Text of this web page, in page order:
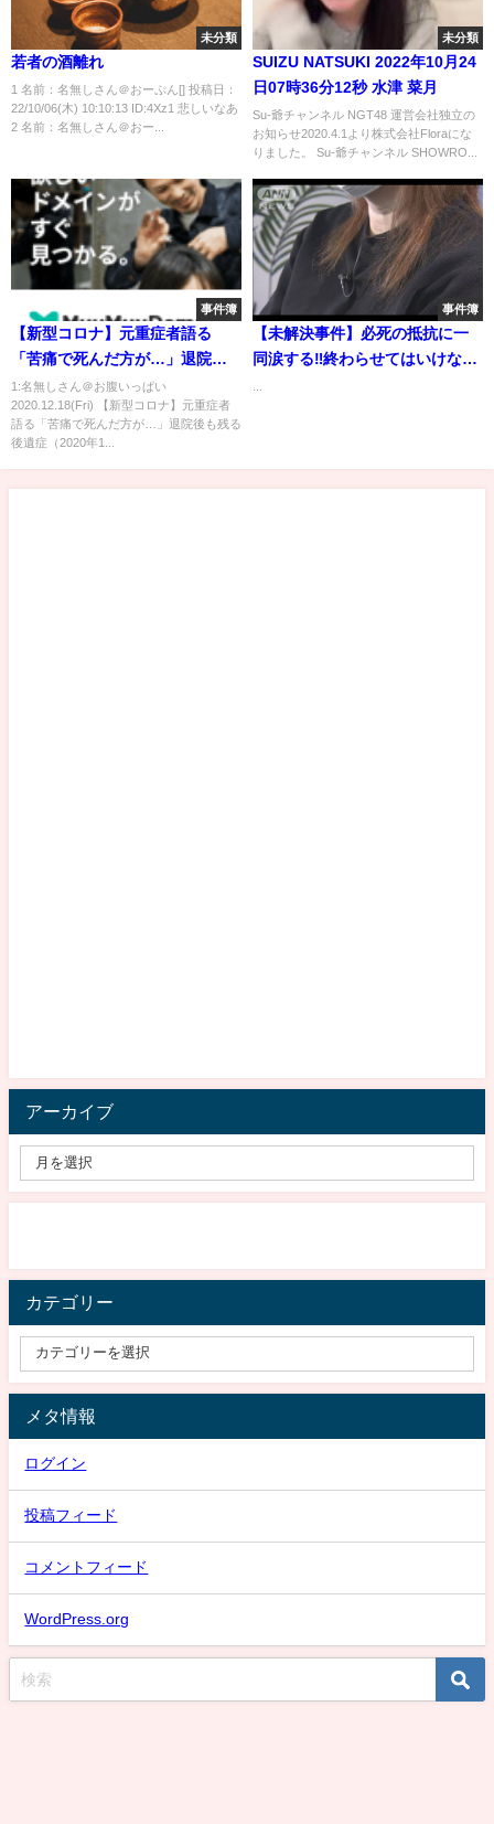
未分類
若者の酒離れ
1 名前：名無しさん＠おーぷん[] 投稿日：
22/10/06(木) 10:10:13 ID:4Xz1 悲しいなあ
2 名前：名無しさん＠おー...
未分類
SUIZU NATSUKI 2022年10月24
日07時36分12秒 水津 菜月
Su-爺チャンネル NGT48 運営会社独立の
お知らせ2020.4.1より株式会社Floraにな
りました。 Su-爺チャンネル SHOWRO...
事件簿
【新型コロナ】元重症者語る
「苦痛で死んだ方が…」退院後
も残る後遺症（2020年12月18日
放送「oha!4」より）
1:名無しさん＠お腹いっぱい
2020.12.18(Fri) 【新型コロナ】元重症者
語る「苦痛で死んだ方が…」退院後も残る
後遺症（2020年1...
事件簿
【未解決事件】必死の抵抗に一
同涙する‼終わらせてはいけな
アーカイブ
カテゴリー
メタ情報
ログイン
投稿フィード
コメントフィード
WordPress.org